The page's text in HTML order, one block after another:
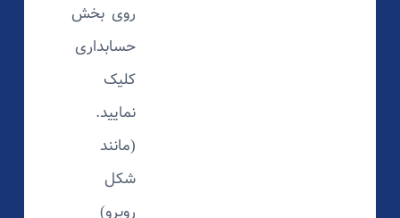
روی بخش
حسابداری
کلیک
نمایید.
(مانند
شکل
روبرو)